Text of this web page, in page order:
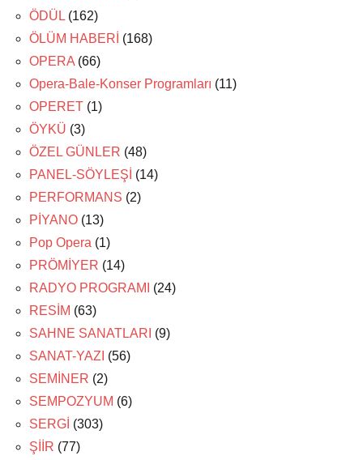
ÖDÜL (162)
ÖLÜM HABERİ (168)
OPERA (66)
Opera-Bale-Konser Programları (11)
OPERET (1)
ÖYKÜ (3)
ÖZEL GÜNLER (48)
PANEL-SÖYLEŞİ (14)
PERFORMANS (2)
PİYANO (13)
Pop Opera (1)
PRÖMİYER (14)
RADYO PROGRAMI
(24)
RESİM (63)
SAHNE SANATLARI (9)
SANAT-YAZI (56)
SEMİNER (2)
SEMPOZYUM (6)
SERGİ (303)
ŞİİR (77)